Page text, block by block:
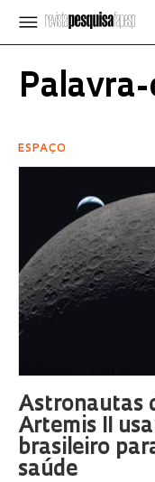
ESPAÇO
Astronautas
Artemis II
brasileiro
saúde